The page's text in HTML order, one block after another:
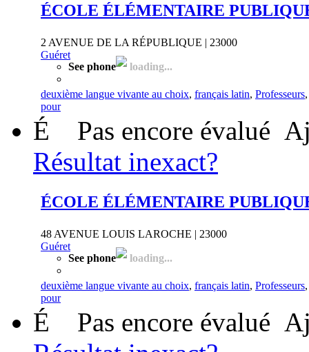
ÉCOLE ÉLÉMENTAIRE
2 AVENUE DE LA RÉPUBLIQUE | 23000
Guéret
See phone
loading...
deuxième langue vivante au choix, français latin, Professeurs
pour
É Pas encore évalué
Résultat inexact?
ÉCOLE ÉLÉMENTAIRE
48 AVENUE LOUIS LAROCHE | 23000
Guéret
See phone
loading...
deuxième langue vivante au choix, français latin, Professeurs
pour
É Pas encore évalué